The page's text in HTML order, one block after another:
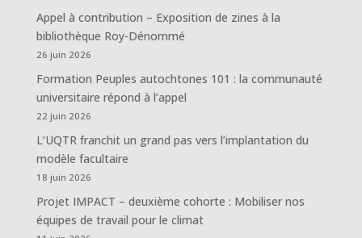
Appel à contribution – Exposition de zines à la
bibliothèque Roy-Dénommé
26 juin 2026
Formation Peuples autochtones 101 : la communauté
universitaire répond à l’appel
22 juin 2026
L’UQTR franchit un grand pas vers l’implantation du
modèle facultaire
18 juin 2026
Projet IMPACT – deuxième cohorte : Mobiliser nos
équipes de travail pour le climat